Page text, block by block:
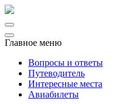
Главное меню
Вопросы и ответы
Путеводитель
Интересные места
Авиабилеты